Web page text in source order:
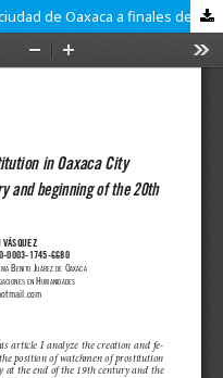
Vigilantes de la prostitución en la ciudad de Oaxaca a finales del siglo XIX y principios del XX